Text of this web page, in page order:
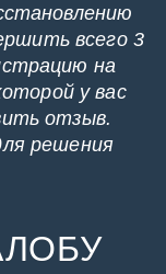
всего 3
на
у вас
отзыв.
решения